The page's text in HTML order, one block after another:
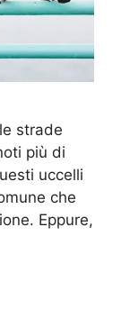
strade
più di
uccelli
che
Eppure,